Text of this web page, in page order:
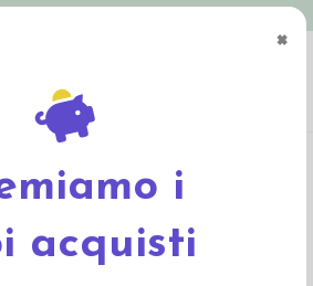
×
i
acquisti
-col. blu scuro